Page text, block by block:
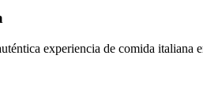
experiencia de comida